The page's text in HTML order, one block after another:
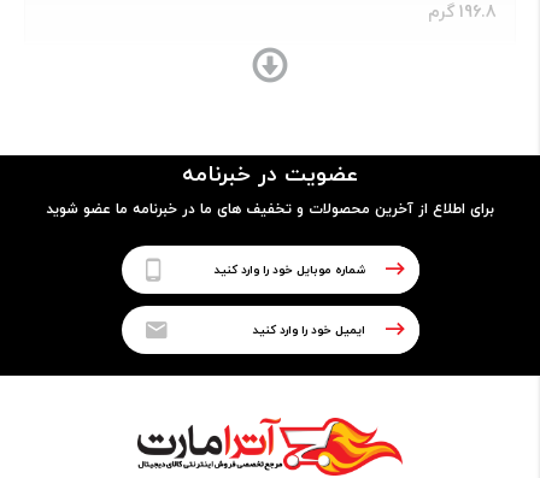
196.8 گرم
- جلو شیشه
64 بیتی
عضویت در خبرنامه
برای اطلاع از آخرین محصولات و تخفیف های ما در خبرنامه ما عضو شوید